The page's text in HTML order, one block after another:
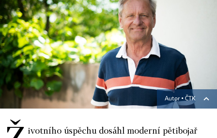
Autor ▪ ČTK
ivotního úspěchu dosáhl moderní pětibojař